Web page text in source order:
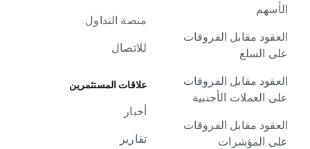
الأسهم
العقود مقابل الفروقات
على السلع
العقود مقابل الفروقات
على العملات الأجنبية
العقود مقابل الفروقات
على المؤشرات
منصة التداول
للاتصال
علاقات المستثمرين
أخبار
تقارير